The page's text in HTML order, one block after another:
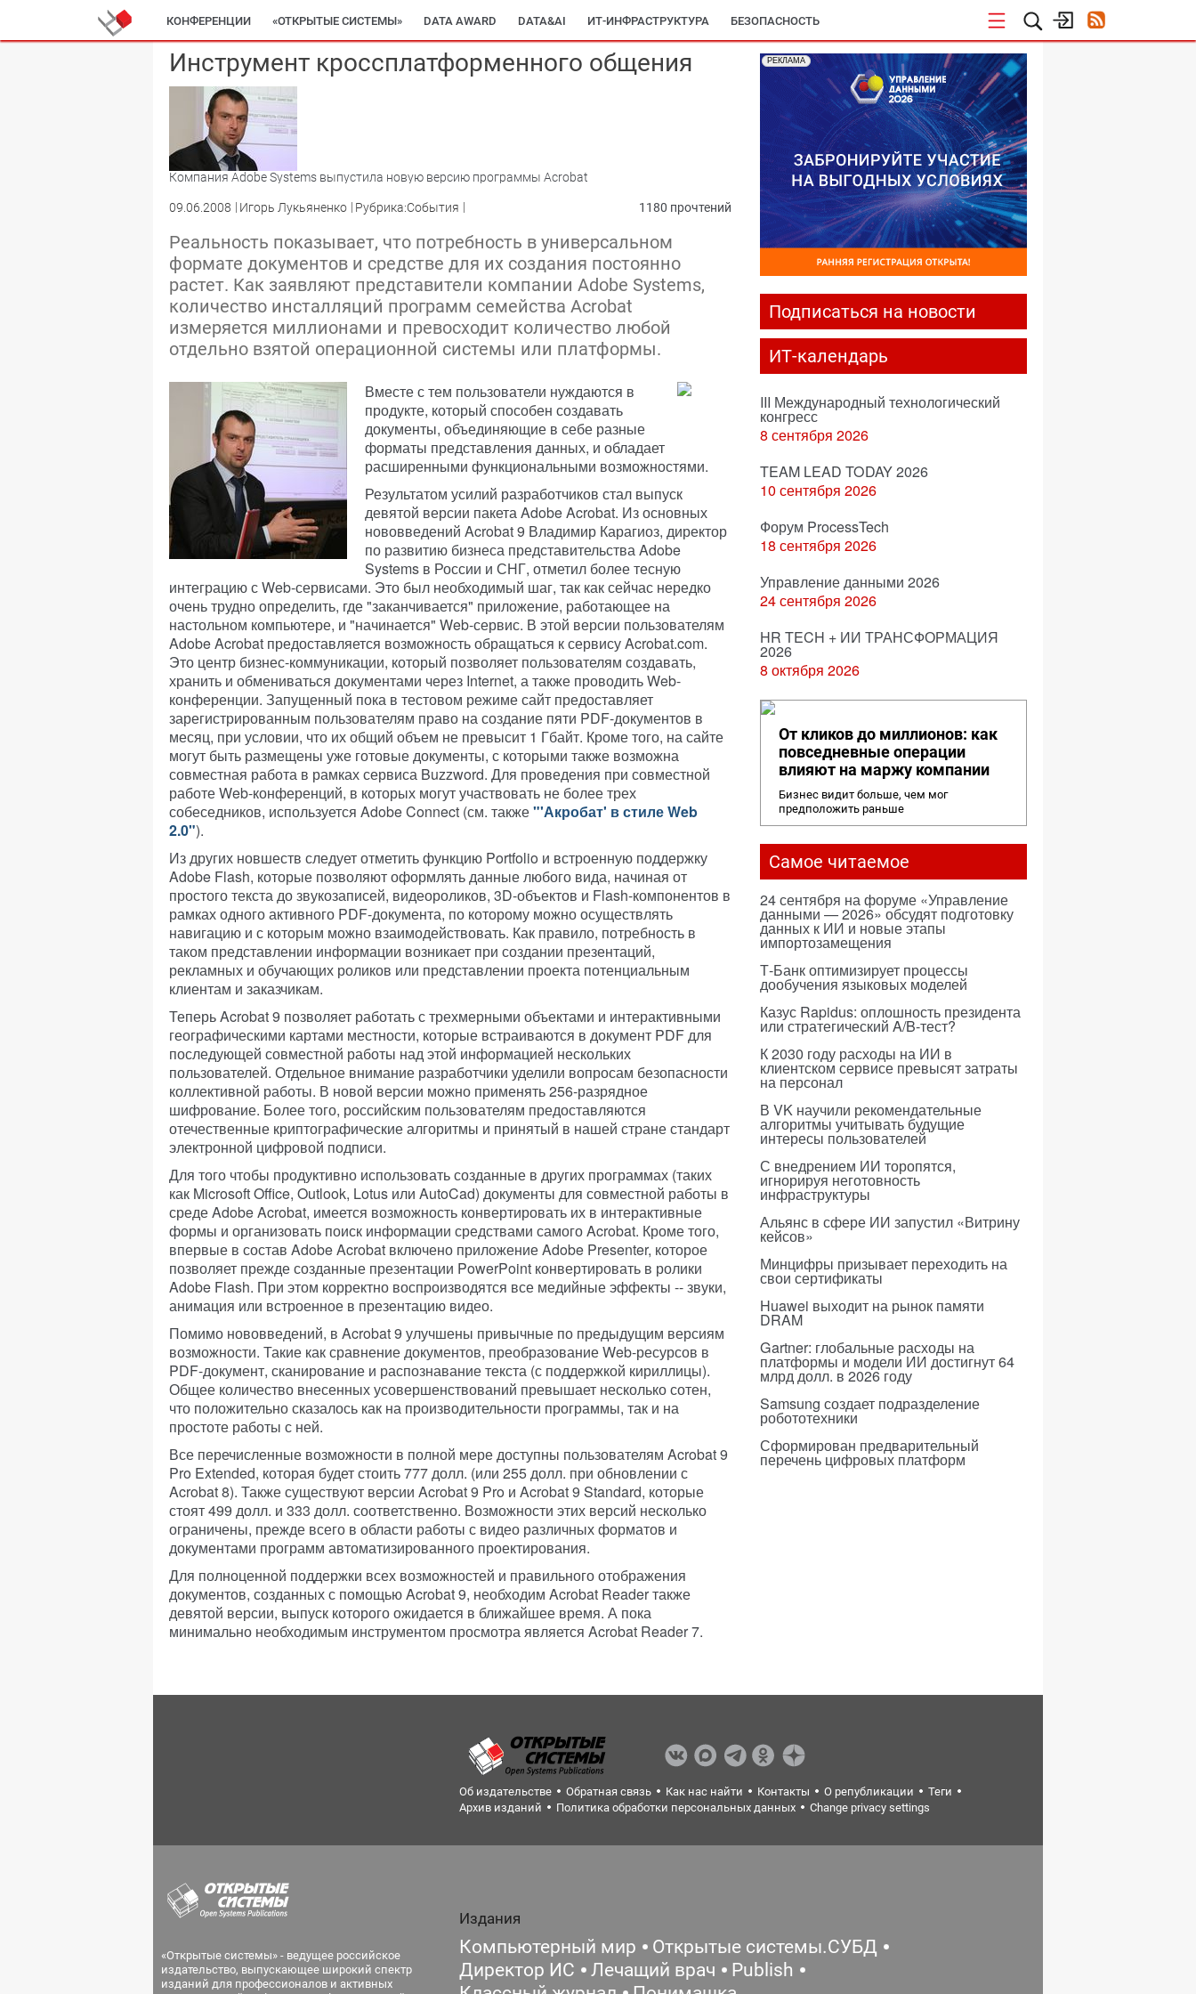
КОНФЕРЕНЦИИ «ОТКРЫТЫЕ СИСТЕМЫ» DATA AWARD DATA&AI ИТ-ИНФРАСТРУКТУРА БЕЗОПАСНОСТЬ
Инструмент кроссплатформенного общения
Компания Adobe Systems выпустила новую версию программы Acrobat
09.06.2008 Игорь Лукьяненко Рубрика:События 1180 прочтений
Реальность показывает, что потребность в универсальном
формате документов и средстве для их создания постоянно
растет. Как заявляют представители компании Adobe Systems,
количество инсталляций программ семейства Acrobat
измеряется миллионами и превосходит количество любой
отдельно взятой операционной системы или платформы.
Вместе с тем пользователи нуждаются в
продукте, который способен создавать
документы, объединяющие в себе разные
форматы представления данных, и обладает
расширенными функциональными возможностями.
Результатом усилий разработчиков стал выпуск
девятой версии пакета Adobe Acrobat. Из основных
нововведений Acrobat 9 Владимир Карагиоз, директор
по развитию бизнеса представительства Adobe
Systems в России и СНГ, отметил более тесную
интеграцию с Web-сервисами. Это был необходимый шаг, так как сейчас нередко
очень трудно определить, где "заканчивается" приложение, работающее на
настольном компьютере, и "начинается" Web-сервис. В этой версии пользователям
Adobe Acrobat предоставляется возможность обращаться к сервису Acrobat.com.
Это центр бизнес-коммуникации, который позволяет пользователям создавать,
хранить и обмениваться документами через Internet, а также проводить Web-
конференции. Запущенный пока в тестовом режиме сайт предоставляет
зарегистрированным пользователям право на создание пяти PDF-документов в
месяц, при условии, что их общий объем не превысит 1 Гбайт. Кроме того, на сайте
могут быть размещены уже готовые документы, с которыми также возможна
совместная работа в рамках сервиса Buzzword. Для проведения при совместной
работе Web-конференций, в которых могут участвовать не более трех
собеседников, используется Adobe Connect (см. также"'Акробат' в стиле Web
2.0").
Из других новшеств следует отметить функцию Portfolio и встроенную поддержку
Adobe Flash, которые позволяют оформлять данные любого вида, начиная от
простого текста до звукозаписей, видеороликов, 3D-объектов и Flash-компонентов в
рамках одного активного PDF-документа, по которому можно осуществлять
навигацию и с которым можно взаимодействовать. Как правило, потребность в
таком представлении информации возникает при создании презентаций,
рекламных и обучающих роликов или представлении проекта потенциальным
клиентам и заказчикам.
Теперь Acrobat 9 позволяет работать с трехмерными объектами и интерактивными
географическими картами местности, которые встраиваются в документ PDF для
последующей совместной работы над этой информацией нескольких
пользователей. Отдельное внимание разработчики уделили вопросам безопасности
коллективной работы. В новой версии можно применять 256-разрядное
шифрование. Более того, российским пользователям предоставляются
отечественные криптографические алгоритмы и принятый в нашей стране стандарт
электронной цифровой подписи.
Для того чтобы продуктивно использовать созданные в других программах (таких
как Microsoft Office, Outlook, Lotus или AutoCad) документы для совместной работы в
среде Adobe Acrobat, имеется возможность конвертировать их в интерактивные
формы и организовать поиск информации средствами самого Acrobat. Кроме того,
впервые в состав Adobe Acrobat включено приложение Adobe Presenter, которое
позволяет прежде созданные презентации PowerPoint конвертировать в ролики
Adobe Flash. При этом корректно воспроизводятся все медийные эффекты -- звуки,
анимация или встроенное в презентацию видео.
Помимо нововведений, в Acrobat 9 улучшены привычные по предыдущим версиям
возможности. Такие как сравнение документов, преобразование Web-ресурсов в
PDF-документ, сканирование и распознавание текста (с поддержкой кириллицы).
Общее количество внесенных усовершенствований превышает несколько сотен,
что положительно сказалось как на производительности программы, так и на
простоте работы с ней.
Все перечисленные возможности в полной мере доступны пользователям Acrobat 9
Pro Extended, которая будет стоить 777 долл. (или 255 долл. при обновлении с
Acrobat 8). Также существуют версии Acrobat 9 Pro и Acrobat 9 Standard, которые
стоят 499 долл. и 333 долл. соответственно. Возможности этих версий несколько
ограничены, прежде всего в области работы с видео различных форматов и
документами программ автоматизированного проектирования.
Для полноценной поддержки всех возможностей и правильного отображения
документов, созданных с помощью Acrobat 9, необходим Acrobat Reader также
девятой версии, выпуск которого ожидается в ближайшее время. А пока
минимально необходимым инструментом просмотра является Acrobat Reader 7.
РЕКЛАМА
Подписаться на новости
ИТ-календарь
III Международный технологический
конгресс
8 сентября 2026
TEAM LEAD TODAY 2026
10 сентября 2026
Форум ProcessTech
18 сентября 2026
Управление данными 2026
24 сентября 2026
HR TECH + ИИ ТРАНСФОРМАЦИЯ
2026
8 октября 2026
От кликов до миллионов: как
повседневные операции
влияют на маржу компании
Бизнес видит больше, чем мог
предположить раньше
Самое читаемое
24 сентября на форуме «Управление
данными — 2026» обсудят подготовку
данных к ИИ и новые этапы
импортозамещения
Т-Банк оптимизирует процессы
дообучения языковых моделей
Казус Rapidus: оплошность президента
или стратегический A/B-тест?
К 2030 году расходы на ИИ в
клиентском сервисе превысят затраты
на персонал
В VK научили рекомендательные
алгоритмы учитывать будущие
интересы пользователей
С внедрением ИИ торопятся,
игнорируя неготовность
инфраструктуры
Альянс в сфере ИИ запустил «Витрину
кейсов»
Минцифры призывает переходить на
свои сертификаты
Huawei выходит на рынок памяти
DRAM
Gartner: глобальные расходы на
платформы и модели ИИ достигнут 64
млрд долл. в 2026 году
Samsung создает подразделение
робототехники
Сформирован предварительный
перечень цифровых платформ
Об издательстве Обратная связь Как нас найти Контакты О републикации
Теги
Архив изданий
Политика обработки персональных данных Change privacy settings
«Открытые системы» - ведущее российское
издательство, выпускающее широкий спектр
изданий для профессионалов и активных
Издания
Компьютерный мир
Открытые системы.СУБД
Директор ИС
Лечащий врач
Publish